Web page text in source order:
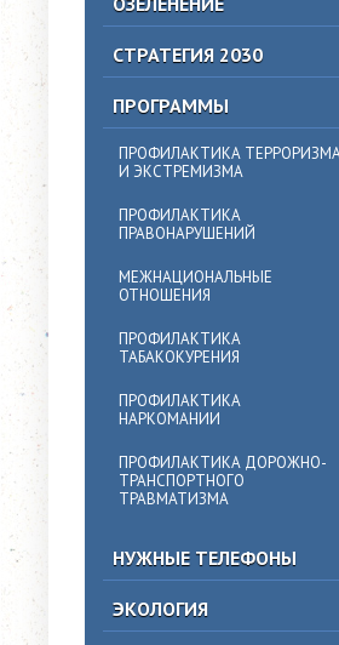
СТРАТЕГИЯ 2030
ПРОГРАММЫ
ПРОФИЛАКТИКА
И ЭКСТРЕМИЗМА
ПРОФИЛАКТИКА
ПРАВОНАРУШЕНИЙ
МЕЖНАЦИОНАЛЬНЫЕ
ОТНОШЕНИЯ
ПРОФИЛАКТИКА
ТАБАКОКУРЕНИЯ
ПРОФИЛАКТИКА
НАРКОМАНИИ
ПРОФИЛАКТИКА ДОРОЖНО-
ТРАНСПОРТНОГО
ТРАВМАТИЗМА
НУЖНЫЕ ТЕЛЕФОНЫ
ЭКОЛОГИЯ